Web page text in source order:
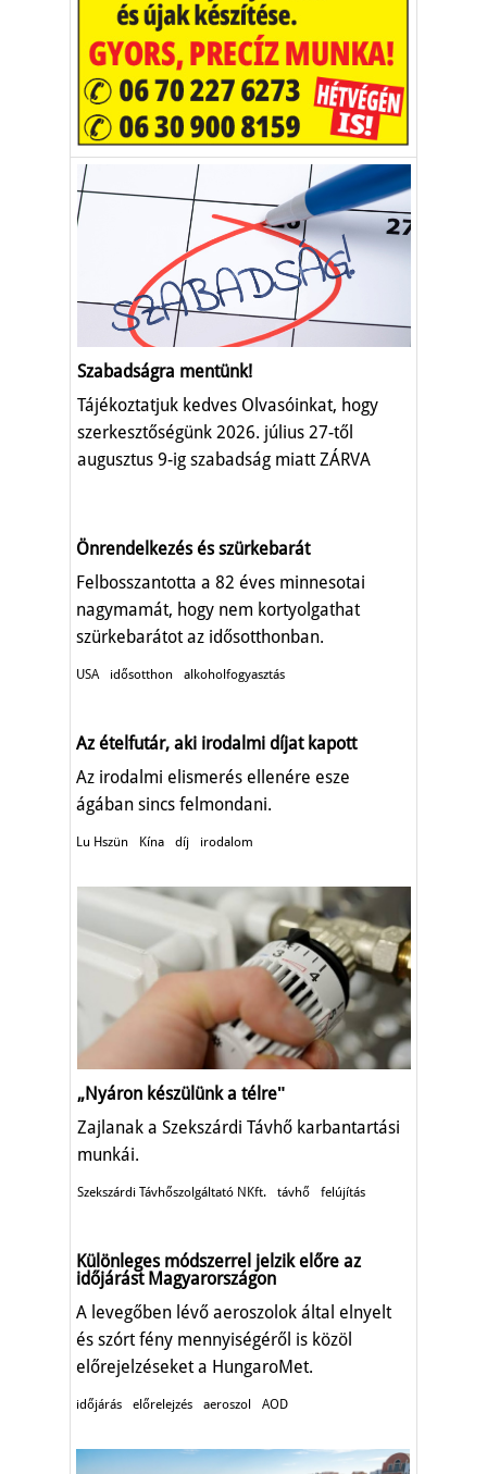
Szabadságra mentünk!
Tájékoztatjuk kedves Olvasóinkat, hogy
szerkesztőségünk 2026. július 27-től
augusztus 9-ig szabadság miatt ZÁRVA
Önrendelkezés és szürkebarát
Felbosszantotta a 82 éves minnesotai
nagymamát, hogy nem kortyolgathat
szürkebarátot az idősotthonban.
USA idősotthon alkoholfogyasztás
Az ételfutár, aki irodalmi díjat kapott
Az irodalmi elismerés ellenére esze
ágában sincs felmondani.
Lu Hszün Kína díj irodalom
„Nyáron készülünk a télreʺ
Zajlanak a Szekszárdi Távhő karbantartási
munkái.
Szekszárdi Távhőszolgáltató NKft. távhő felújítás
Különleges módszerrel jelzik előre az
időjárást Magyarországon
A levegőben lévő aeroszolok által elnyelt
és szórt fény mennyiségéről is közöl
előrejelzéseket a HungaroMet.
időjárás előrelejzés aeroszol AOD